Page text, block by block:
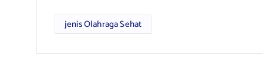
jenis Olahraga Sehat